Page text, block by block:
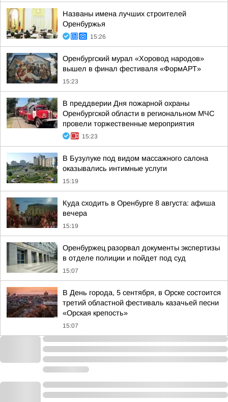
Названы имена лучших строителей
Оренбуржья
15:26
Оренбургский мурал «Хоровод народов»
вышел в финал фестиваля «ФормАРТ»
15:23
В преддверии Дня пожарной охраны
Оренбургской области в региональном МЧС
провели торжественные мероприятия
15:23
В Бузулуке под видом массажного салона
оказывались интимные услуги
15:19
Куда сходить в Оренбурге 8 августа: афиша
вечера
15:19
Оренбуржец разорвал документы экспертизы
в отделе полиции и пойдет под суд
15:07
В День города, 5 сентября, в Орске состоится
третий областной фестиваль казачьей песни
«Орская крепость»
15:07